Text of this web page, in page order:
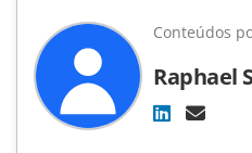
Conteúdos
Raphael